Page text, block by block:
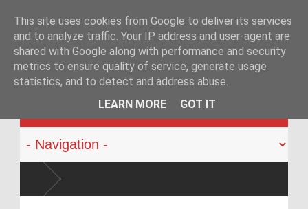
KATEHACKER
This site uses cookies from Google to deliver its services
and to analyze traffic. Your IP address and user-agent are
shared with Google along with performance and security
metrics to ensure quality of service, generate usage
statistics, and to detect and address abuse.
LEARN MORE
GOT IT